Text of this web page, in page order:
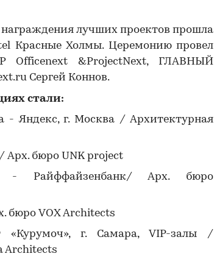
лучших проектов прошла
Красные Холмы. Церемонию провел
&ProjectNext, ГЛАВНЫЙ
Сергей Коннов.
стали:
- Яндекс, г. Москва / Архитектурная
бюро UNK project
- Райффайзенбанк/ Арх. бюро
бюро VOX Architects
«Курумоч», г. Самара, VIP-залы /
Architects